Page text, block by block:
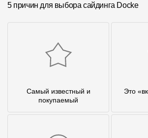
5 причин для выбора сайдинга Docke
Самый известный и
покупаемый
Это